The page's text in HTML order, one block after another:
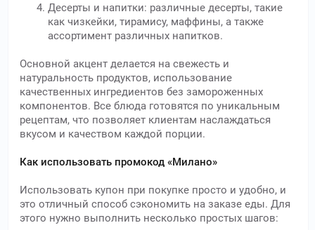
Десерты и напитки: различные десерты, такие
как чизкейки, тирамису, маффины, а также
ассортимент различных напитков.
Основной акцент делается на свежесть и
натуральность продуктов, использование
качественных ингредиентов без замороженных
компонентов. Все блюда готовятся по уникальным
рецептам, что позволяет клиентам наслаждаться
вкусом и качеством каждой порции.
Как использовать промокод «Милано»
Использовать купон при покупке просто и удобно, и
это отличный способ сэкономить на заказе еды. Для
этого нужно выполнить несколько простых шагов: